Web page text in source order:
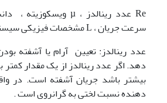
سرعت جریان ، L مشخصات فیزیکی سیستم
عدد رینالدز: تعیین آرام یا آشفته
دهد. اگر عدد رینالدز از یک مقدار کمتر
بیشتر باشد جریان آشفته است. در
دهنده نسبت لختی به گرانروی است .